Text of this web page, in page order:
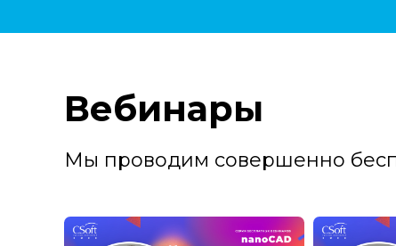
Вебинары
Мы проводим совершенно